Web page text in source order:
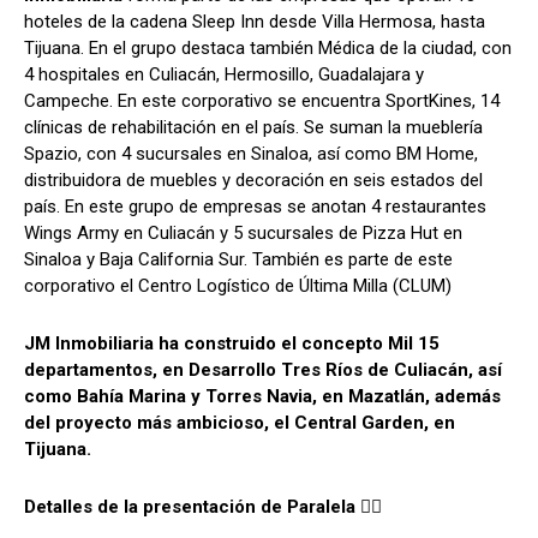
hoteles de la cadena Sleep Inn desde Villa Hermosa, hasta
Tijuana. En el grupo destaca también Médica de la ciudad, con
4 hospitales en Culiacán, Hermosillo, Guadalajara y
Campeche. En este corporativo se encuentra SportKines, 14
clínicas de rehabilitación en el país. Se suman la mueblería
Spazio, con 4 sucursales en Sinaloa, así como BM Home,
distribuidora de muebles y decoración en seis estados del
país. En este grupo de empresas se anotan 4 restaurantes
Wings Army en Culiacán y 5 sucursales de Pizza Hut en
Sinaloa y Baja California Sur. También es parte de este
corporativo el Centro Logístico de Última Milla (CLUM)
JM Inmobiliaria ha construido el concepto Mil 15
departamentos, en Desarrollo Tres Ríos de Culiacán, así
como Bahía Marina y Torres Navia, en Mazatlán, además
del proyecto más ambicioso, el Central Garden, en
Tijuana.
Detalles de la presentación de Paralela 👇🏻